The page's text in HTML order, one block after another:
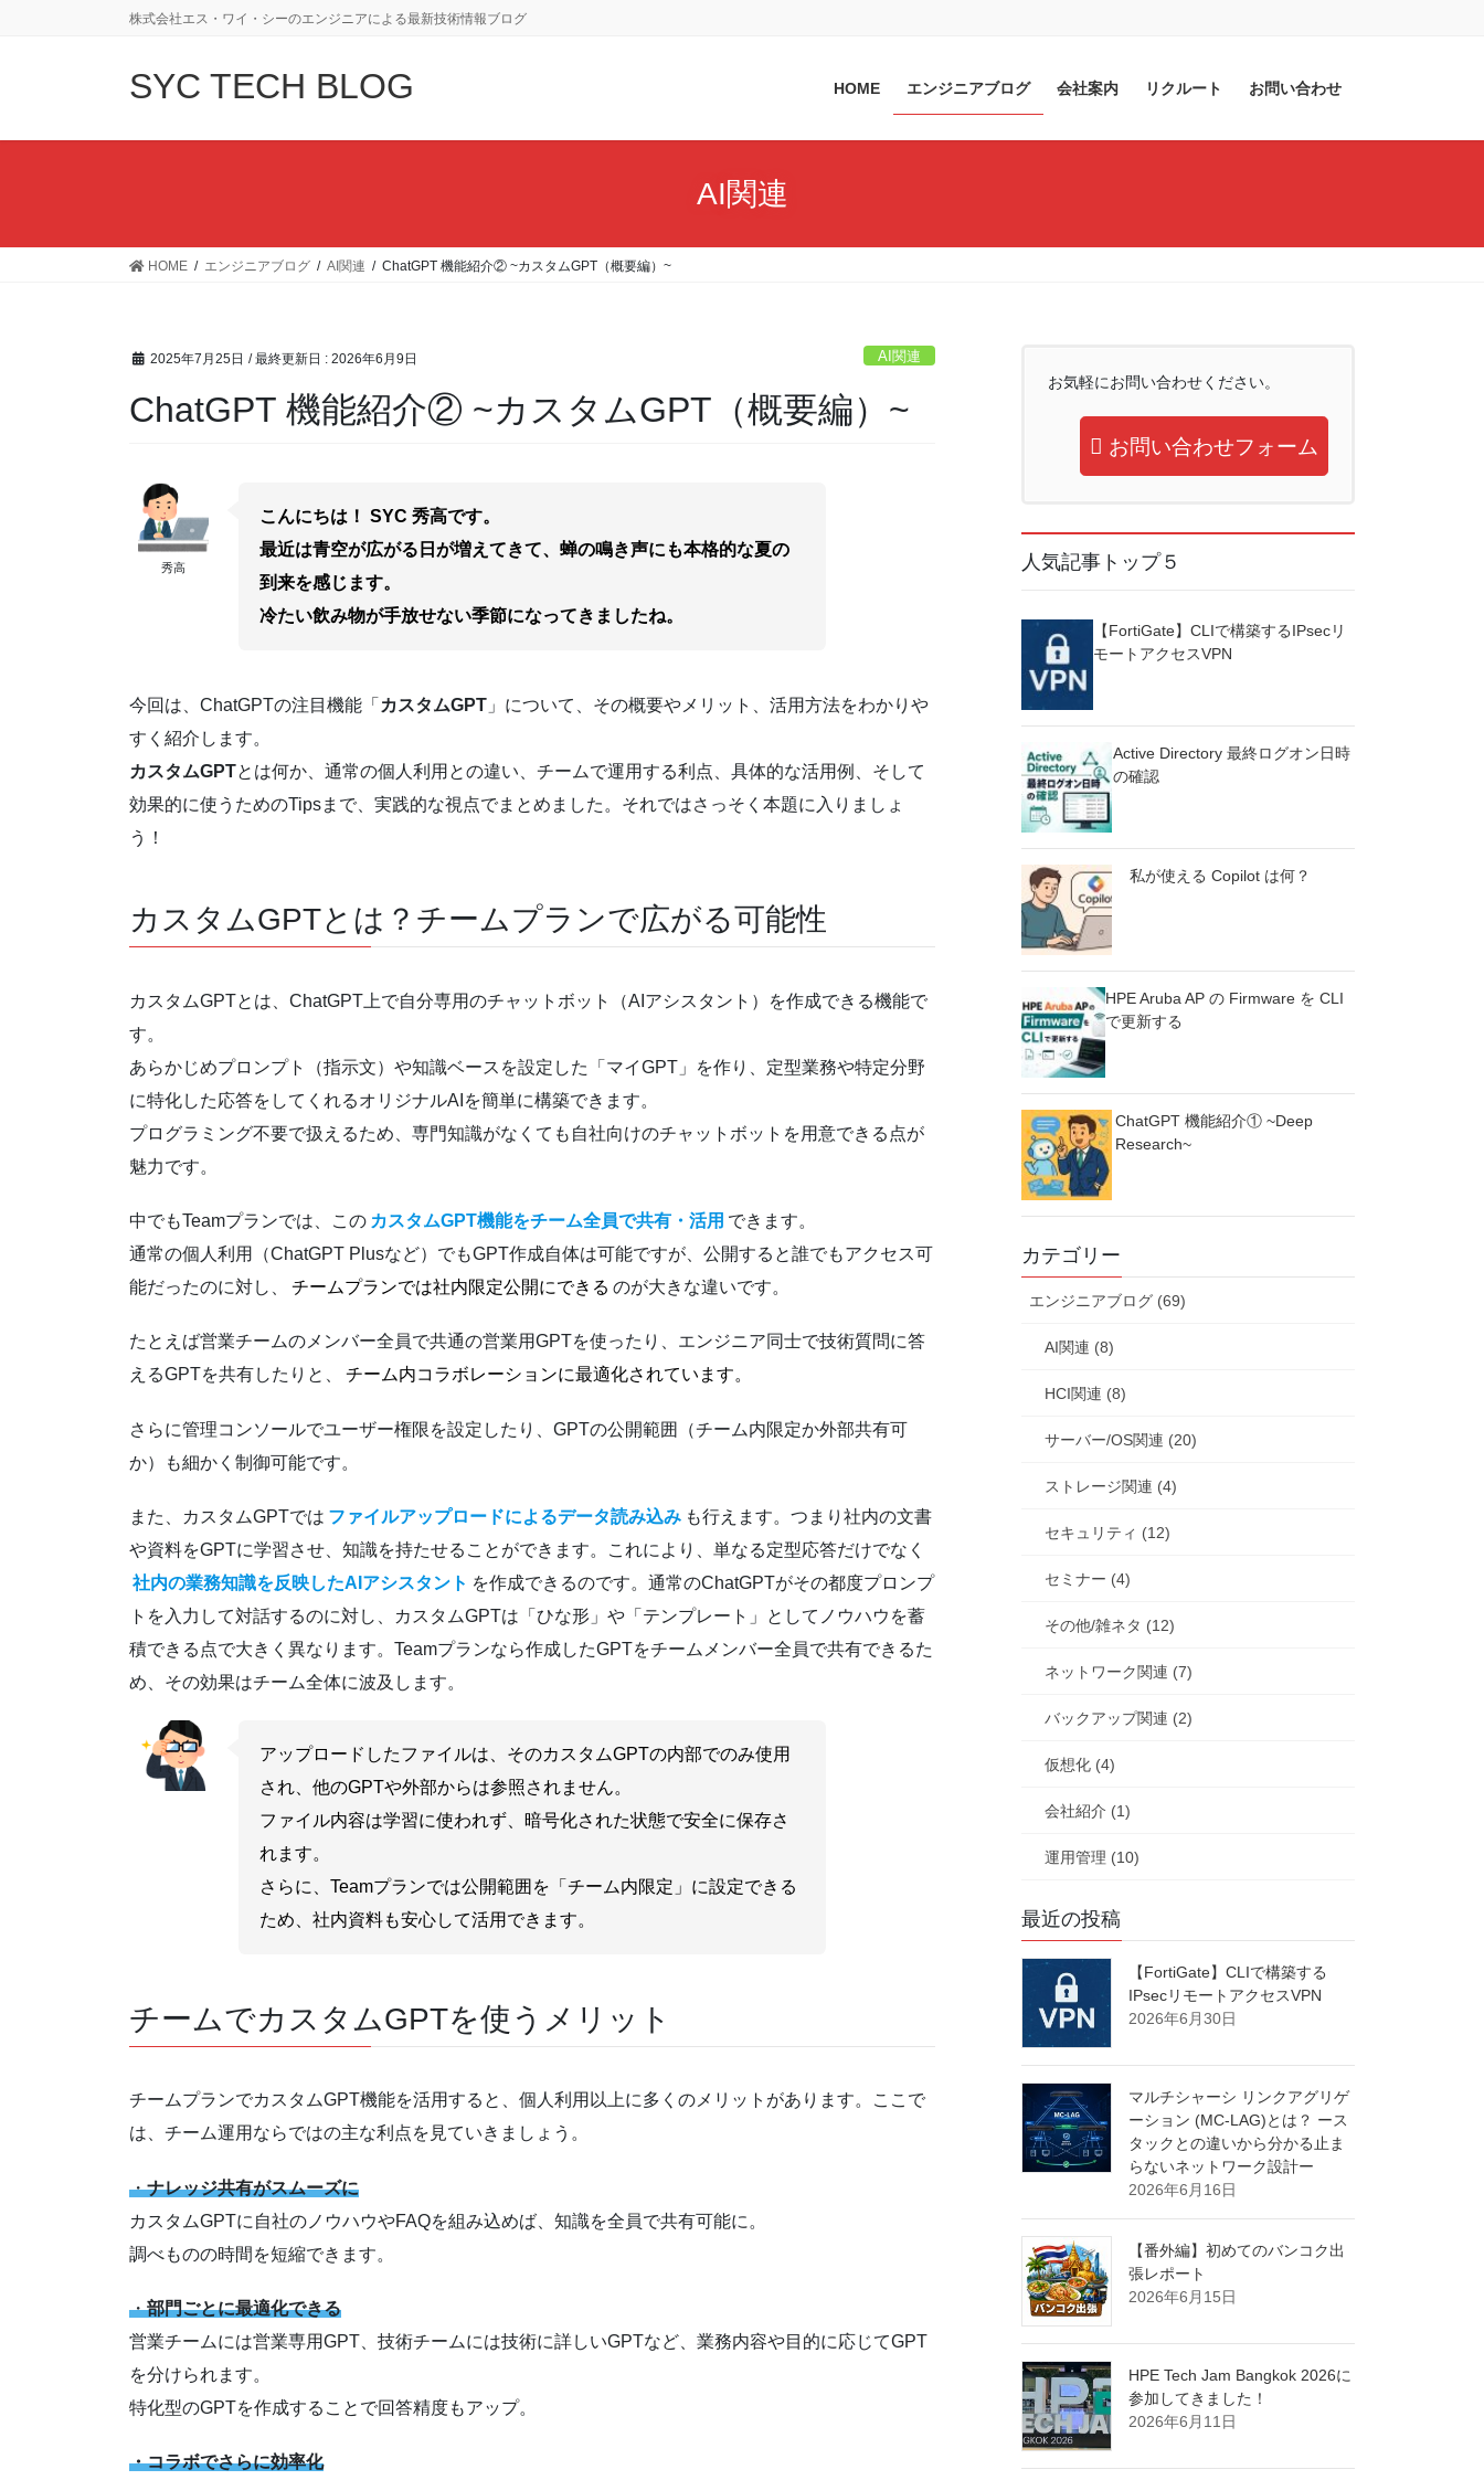
に
ョ
動
株式会社エス・ワイ・シーのエンジニアによる最新技術情報ブログ
SYC TECH BLOG HOME エンジニアブログ 会社案内 リクルート お問い合わせ
AI関連
HOME エンジニアブログ AI関連 ChatGPT 機能紹介② ~カスタムGPT（概要編）~
2025年7月25日 / 最終更新日 : 2026年6月9日 AI関連
ChatGPT 機能紹介② ~カスタムGPT（概要編）~
秀高
こんにちは！ SYC 秀高です。
最近は青空が広がる日が増えてきて、蝉の鳴き声にも本格的な夏の
到来を感じます。
冷たい飲み物が手放せない季節になってきましたね。
今回は、ChatGPTの注目機能「 カスタムGPT 」について、その概要やメリット、活用方法をわかりや
すく紹介します。
カスタムGPTとは何か、通常の個人利用との違い、チームで運用する利点、具体的な活用例、そして
効果的に使うためのTipsまで、実践的な視点でまとめました。それではさっそく本題に入りましょ
う！
カスタムGPTとは？チームプランで広がる可能性
カスタムGPTとは、ChatGPT上で自分専用のチャットボット（AIアシスタント）を作成できる機能で
す。
あらかじめプロンプト（指示文）や知識ベースを設定した「マイGPT」を作り、定型業務や特定分野
に特化した応答をしてくれるオリジナルAIを簡単に構築できます。
プログラミング不要で扱えるため、専門知識がなくても自社向けのチャットボットを用意できる点が
魅力です。
中でもTeamプランでは、この カスタムGPT機能をチーム全員で共有・活用 できます。
通常の個人利用（ChatGPT Plusなど）でもGPT作成自体は可能ですが、公開すると誰でもアクセス可
能だったのに対し、
チームプランでは社内限定公開にできる のが大きな違いです。
たとえば営業チームのメンバー全員で共通の営業用GPTを使ったり、エンジニア同士で技術質問に答
えるGPTを共有したりと、
チーム内コラボレーションに最適化されています。
さらに管理コンソールでユーザー権限を設定したり、GPTの公開範囲（チーム内限定か外部共有可
か）も細かく制御可能です。
また、カスタムGPTでは ファイルアップロードによるデータ読み込み も行えます。つまり社内の文書
や資料をGPTに学習させ、知識を持たせることができます。これにより、単なる定型応答だけでなく
社内の業務知識を反映したAIアシスタント を作成できるのです。通常のChatGPTがその都度プロンプ
トを入力して対話するのに対し、カスタムGPTは「ひな形」や「テンプレート」としてノウハウを蓄
積できる点で大きく異なります。Teamプランなら作成したGPTをチームメンバー全員で共有できるた
め、その効果はチーム全体に波及します。
アップロードしたファイルは、そのカスタムGPTの内部でのみ使用
され、他のGPTや外部からは参照されません。
ファイル内容は学習に使われず、暗号化された状態で安全に保存さ
れます。
さらに、Teamプランでは公開範囲を「チーム内限定」に設定できる
ため、社内資料も安心して活用できます。
チームでカスタムGPTを使うメリット
チームプランでカスタムGPT機能を活用すると、個人利用以上に多くのメリットがあります。ここで
は、チーム運用ならではの主な利点を見ていきましょう。
・ナレッジ共有がスムーズに
カスタムGPTに自社のノウハウやFAQを組み込めば、知識を全員で共有可能に。
調べものの時間を短縮できます。
・部門ごとに最適化できる
営業チームには営業専用GPT、技術チームには技術に詳しいGPTなど、業務内容や目的に応じてGPT
を分けられます。
特化型のGPTを作成することで回答精度もアップ。
・コラボでさらに効率化
お気軽にお問い合わせください。
お問い合わせフォーム
人気記事トップ５
【FortiGate】CLIで構築するIPsecリ
モートアクセスVPN
Active Directory 最終ログオン日時
の確認
私が使える Copilot は何？
HPE Aruba AP の Firmware を CLI
で更新する
ChatGPT 機能紹介① ~Deep
Research~
カテゴリー
エンジニアブログ (69)
AI関連 (8)
HCI関連 (8)
サーバー/OS関連 (20)
ストレージ関連 (4)
セキュリティ (12)
セミナー (4)
その他/雑ネタ (12)
ネットワーク関連 (7)
バックアップ関連 (2)
仮想化 (4)
会社紹介 (1)
運用管理 (10)
最近の投稿
【FortiGate】CLIで構築する
IPsecリモートアクセスVPN
2026年6月30日
マルチシャーシ リンクアグリゲ
ーション (MC-LAG)とは？ ース
タックとの違いから分かる止ま
らないネットワーク設計ー
2026年6月16日
【番外編】初めてのバンコク出
張レポート
2026年6月15日
HPE Tech Jam Bangkok 2026に
参加してきました！
2026年6月11日